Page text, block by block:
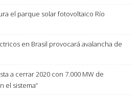
el parque solar fotovoltaico Río
en Brasil provocará avalancha de
a cerrar 2020 con 7.000 MW de
el sistema”